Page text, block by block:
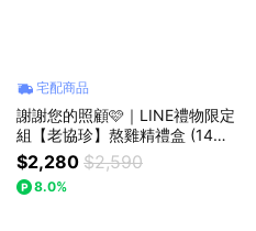
宅配商品
謝謝您的照顧🩷｜LINE禮物限定
組【老協珍】熬雞精禮盒 (14入)
+ 美顏飲(6入)
$2,280 $2,590
8.0%